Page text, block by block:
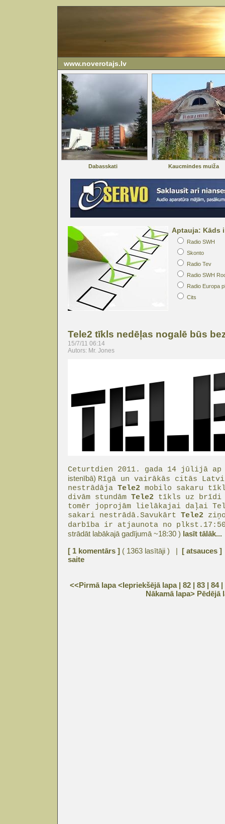
www.noverotajs.lv
Dabasskati Kaucmindes muiža
Aptauja: Kāds
Radio SWH
Skonto
Radio Tev
Radio SWH
Radio Europa
Cits
Tele2 tīkls nedēļas nogalē būs
15/7/11 06:14
Autors: Mr. Jones
Ceturtdien 2011. gada 14 jūlijā
istenībā) Rīgā un vairākās citās
nestrādāja Tele2 mobilo sakaru
divām stundām Tele2 tīkls uz brīdi
tomēr joprojām lielākajai daļai
sakari nestrādā.Savukārt Tele2
darbība ir atjaunota no
strādāt labākajā gadījumā ~18:30 ) lasīt tālāk...
[ 1 komentārs ] ( 1363 lasītāji ) | [ atsauces ]
saite
<<Pirmā lapa<Iepriekšējā lapa | 82 | 83 | 84|
Nākamā lapa> Pēdējā